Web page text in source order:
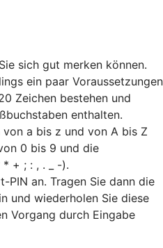
sich gut merken können.
ein paar Voraussetzungen
Zeichen bestehen und
enthalten.
a bis z und von A bis Z
0 bis 9 und die
* + ; : , . _ -).
PIN an. Tragen Sie dann die
und wiederholen Sie diese
Vorgang durch Eingabe